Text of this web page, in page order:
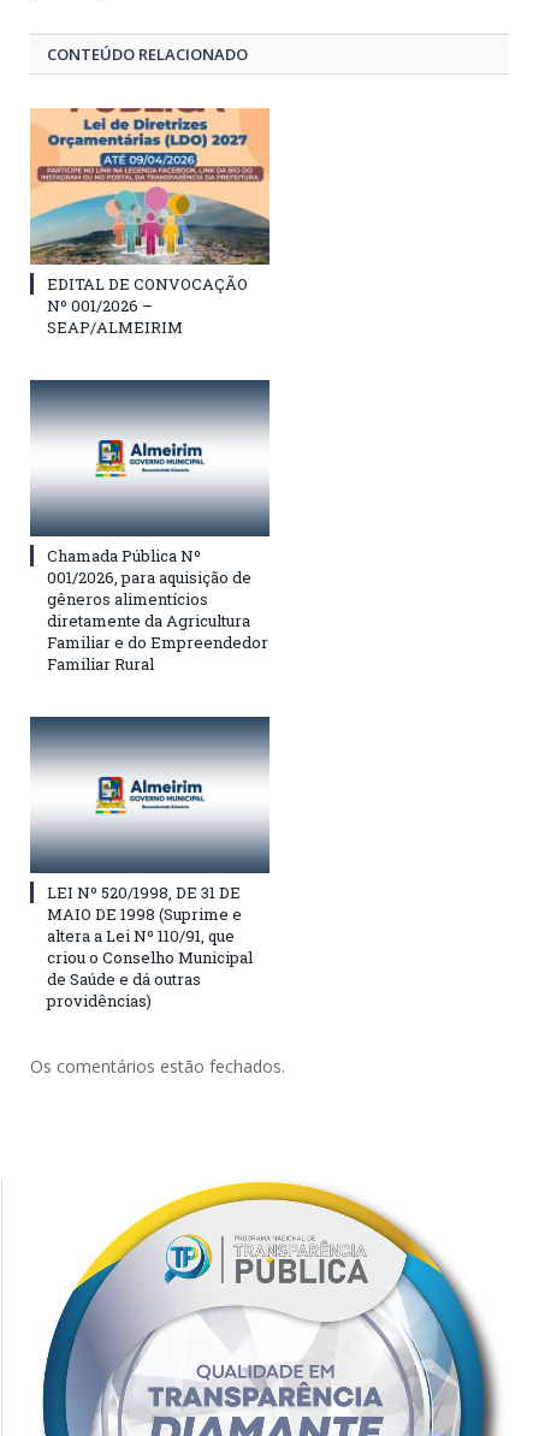
CONTEÚDO RELACIONADO
EDITAL DE CONVOCAÇÃO
Nº 001/2026 –
SEAP/ALMEIRIM
Chamada Pública Nº
001/2026, para aquisição de
gêneros alimentícios
diretamente da Agricultura
Familiar e do Empreendedor
Familiar Rural
LEI Nº 520/1998, DE 31 DE
MAIO DE 1998 (Suprime e
altera a Lei Nº 110/91, que
criou o Conselho Municipal
de Saúde e dá outras
providências)
Os comentários estão fechados.